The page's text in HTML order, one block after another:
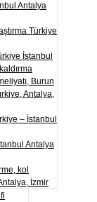
Antalya
Türkiye
İstanbul
Burun
Antalya,
– İstanbul
Antalya
kol
İzmir